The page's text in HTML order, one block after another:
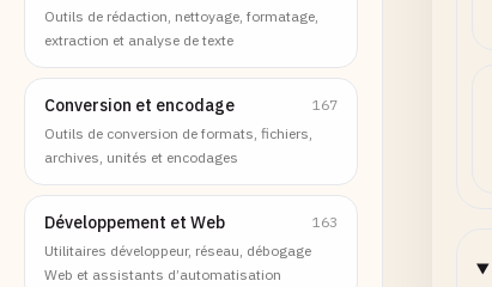
Outils de rédaction, nettoyage, formatage,
extraction et analyse de texte
Conversion et encodage
167
Outils de conversion de formats, fichiers,
archives, unités et encodages
Développement et Web
163
Utilitaires développeur, réseau, débogage
Web et assistants d’automatisation